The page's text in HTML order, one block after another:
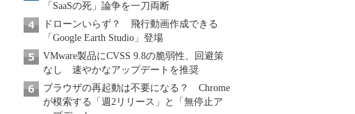
「SaaSの死」論争を一刀両断
ドローンいらず？ 飛行動画作成できる
「Google Earth Studio」登場
VMware製品にCVSS 9.8の脆弱性、回避策
なし 速やかなアップデートを推奨
ブラウザの再起動は不要になる？ Chrome
が模索する「週2リリース」と「無停止ア